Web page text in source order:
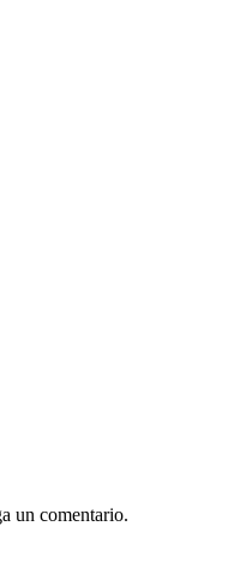
un comentario.